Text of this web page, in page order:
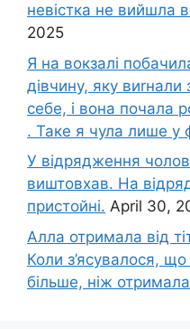
невістка не вийшла
2025
Я на вокзалі
дівчину, яку виrнали
себе, і вона почала
. Таке я чула лише у
У відрядження
виштовхав. На
пристойні. April 30,
Алла отримала від
Коли з’ясувалося,
більше, ніж отримала